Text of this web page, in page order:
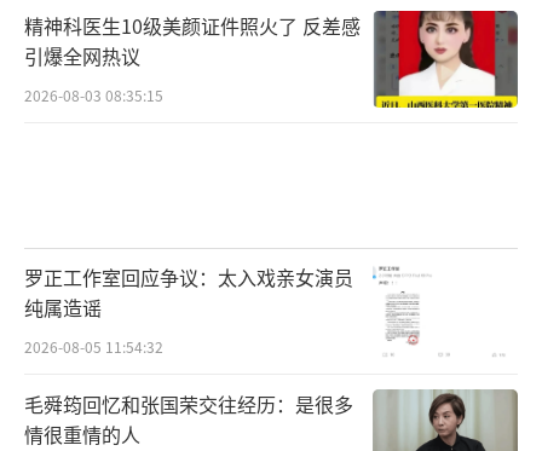
精神科医生10级美颜证件照火了 反差感
引爆全网热议
2026-08-03 08:35:15
罗正工作室回应争议：太入戏亲女演员
纯属造谣
2026-08-05 11:54:32
毛舜筠回忆和张国荣交往经历：是很多
情很重情的人